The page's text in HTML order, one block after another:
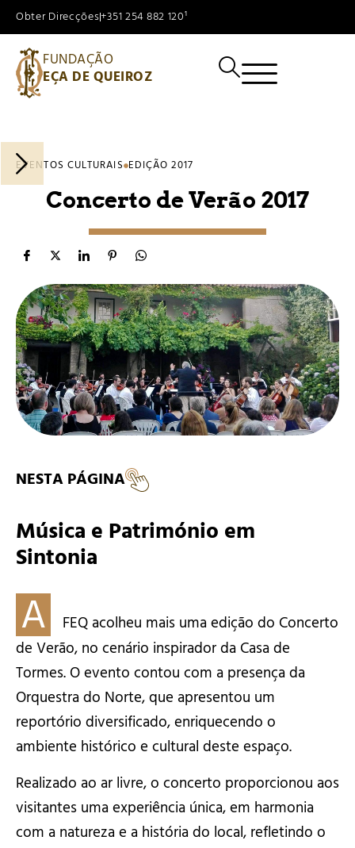
Obter Direcções+351 254 882 120¹
FUNDAÇÃO
EÇA DE QUEIROZ
EVENTOS CULTURAIS EDIÇÃO 2017
Concerto de Verão 2017
Música e Património em
Sintonia
A
FEQ acolheu mais uma edição do Concerto
de Verão, no cenário inspirador da Casa de
Tormes. O evento contou com a presença da
Orquestra do Norte, que apresentou um
reportório diversificado, enriquecendo o
ambiente histórico e cultural deste espaço.
Realizado ao ar livre, o concerto proporcionou aos
visitantes uma experiência única, em harmonia
com a natureza e a história do local, refletindo o
NESTA PÁGINA